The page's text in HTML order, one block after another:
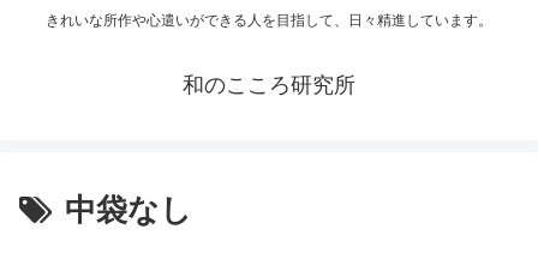
きれいな所作や心遣いができる人を目指して、日々精進しています。
和のこころ研究所
中袋なし